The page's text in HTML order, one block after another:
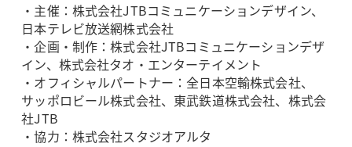
・主催：株式会社JTBコミュニケーションデザイン、
日本テレビ放送網株式会社
・企画・制作：株式会社JTBコミュニケーションデザ
イン、株式会社タオ・エンターテイメント
・オフィシャルパートナー：全日本空輸株式会社、
サッポロビール株式会社、東武鉄道株式会社、株式会
社JTB
・協力：株式会社スタジオアルタ